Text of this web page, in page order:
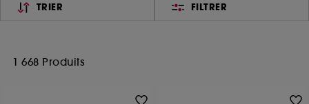
TRIER FILTRER
1 668 Produits